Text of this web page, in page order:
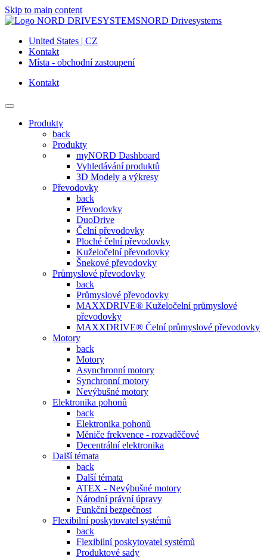
Skip to main content
NORD Drivesystems
United States | CZ
Kontakt
Místa - obchodní zastoupení
Kontakt
Produkty
back
Produkty
myNORD Dashboard
Vyhledávání produktů
3D Modely a výkresy
Převodovky
back
Převodovky
DuoDrive
Čelní převodovky
Ploché čelní převodovky
Kuželočelní převodovky
Šnekové převodovky
Průmyslové převodovky
back
Průmyslové převodovky
MAXXDRIVE® Kuželočelní průmyslové
převodovky
MAXXDRIVE® Čelní průmyslové převodovky
Motory
back
Motory
Asynchronní motory
Synchronní motory
Nevýbušné motory
Elektronika pohonů
back
Elektronika pohonů
Měniče frekvence - rozvaděčové
Decentrální elektronika
Další témata
back
Další témata
ATEX - Nevýbušné motory
Národní právní úpravy
Funkční bezpečnost
Flexibilní poskytovatel systémů
back
Flexibilní poskytovatel systémů
Produktové sady